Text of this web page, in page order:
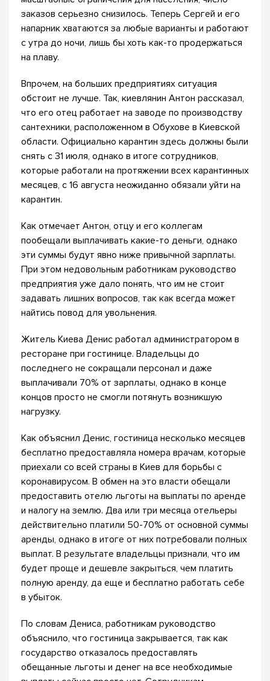
заказов серьезно снизилось. Теперь Сергей и его
напарник хватаются за любые варианты и работают
с утра до ночи, лишь бы хоть как-то продержаться
на плаву.
Впрочем, на больших предприятиях ситуация
обстоит не лучше. Так, киевлянин Антон рассказал,
что его отец работает на заводе по производству
сантехники, расположенном в Обухове в Киевской
области. Официально карантин здесь должны были
снять с 31 июля, однако в итоге сотрудников,
которые работали на протяжении всех карантинных
месяцев, с 16 августа неожиданно обязали уйти на
карантин.
Как отмечает Антон, отцу и его коллегам
пообещали выплачивать какие-то деньги, однако
эти суммы будут явно ниже привычной зарплаты.
При этом недовольным работникам руководство
предприятия уже дало понять, что им не стоит
задавать лишних вопросов, так как всегда может
найтись повод для увольнения.
Житель Киева Денис работал администратором в
ресторане при гостинице. Владельцы до
последнего не сокращали персонал и даже
выплачивали 70% от зарплаты, однако в конце
концов просто не смогли потянуть возникшую
нагрузку.
Как объяснил Денис, гостиница несколько месяцев
бесплатно предоставляла номера врачам, которые
приехали со всей страны в Киев для борьбы с
коронавирусом. В обмен на это власти обещали
предоставить отелю льготы на выплаты по аренде
и налогу на землю. Два или три месяца отельеры
действительно платили 50-70% от основной суммы
аренды, однако в итоге от них потребовали полных
выплат. В результате владельцы признали, что им
будет проще и дешевле закрыться, чем платить
полную аренду, да еще и бесплатно работать себе
в убыток.
По словам Дениса, работникам руководство
объяснило, что гостиница закрывается, так как
государство отказалось предоставлять
обещанные льготы и денег на все необходимые